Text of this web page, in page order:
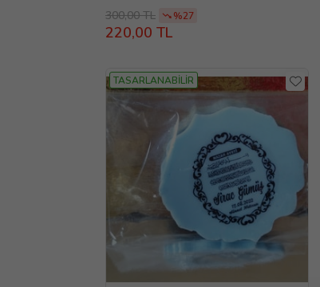
300,00 TL %27
220,00 TL
TASARLANABİLİR